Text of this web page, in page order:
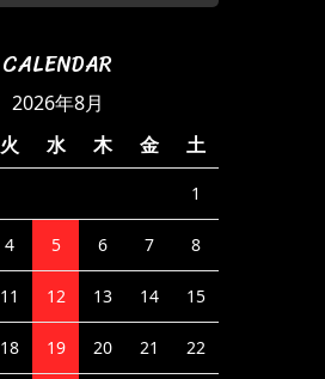
CALENDAR
2026年8月
火 水 木 金 土
1
4 5 6 7 8
11 12 13 14 15
18 19 20 21 22